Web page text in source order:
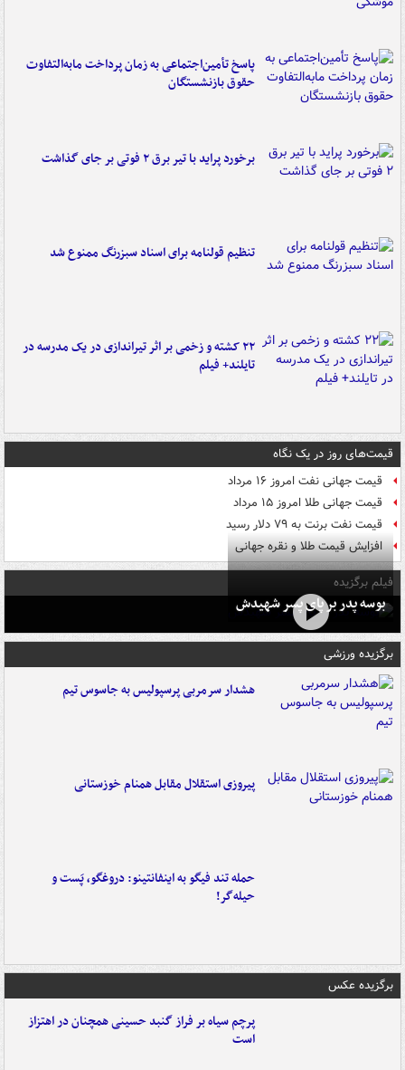
پاسخ تأمین‌اجتماعی به زمان پرداخت مابه‌التفاوت
حقوق بازنشستگان
برخورد پراید با تیر برق ۲ فوتی بر جای گذاشت
تنظیم قولنامه برای اسناد سبزرنگ ممنوع شد
۲۲ کشته و زخمی بر اثر تیراندازی در یک مدرسه در
تایلند+ فیلم
قیمت‌های روز در یک نگاه
قیمت جهانی نفت امروز ۱۶ مرداد
قیمت جهانی طلا امروز ۱۵ مرداد
قیمت نفت برنت به ۷۹ دلار رسید
افزایش قیمت طلا و نقره جهانی
فیلم برگزیده
بوسه‌ پدر بر پای پسر شهیدش
برگزیده ورزشی
هشدار سرمربی پرسپولیس به جاسوس تیم
پیروزی استقلال مقابل همنام خوزستانی
حمله تند فیگو به اینفانتینو: دروغگو، پَست‌ و
حیله‌گر!
برگزیده عکس
پرچم سیاه بر فراز گنبد حسینی همچنان در اهتزاز
است